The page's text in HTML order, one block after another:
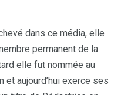
dans ce média, elle
permanent de la
elle fut nommée au
aujourd’hui exerce ses